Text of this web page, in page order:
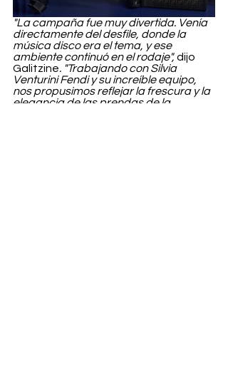
"La campaña fue muy divertida. Venía
directamente del desfile, donde la
música disco era el tema, y ese
ambiente continuó en el rodaje", dijo
Galitzine. "Trabajando con Silvia
Venturini Fendi y su increíble equipo,
nos propusimos reflejar la frescura y la
elegancia de las prendas de la